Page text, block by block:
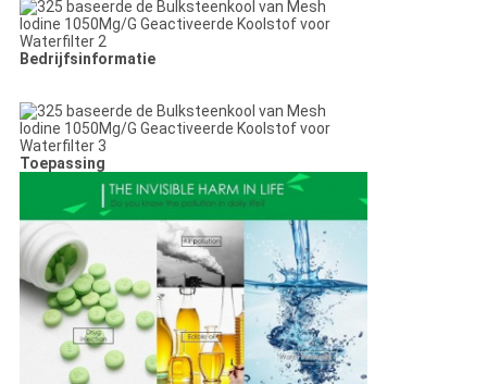
Bedrijfsinformatie
Toepassing